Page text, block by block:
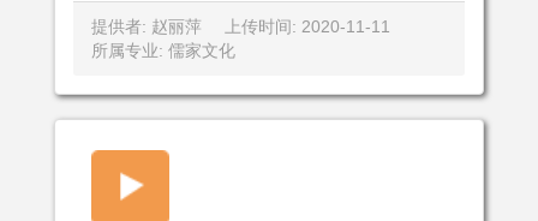
提供者: 赵丽萍
上传时间: 2020-11-11
所属专业: 儒家文化